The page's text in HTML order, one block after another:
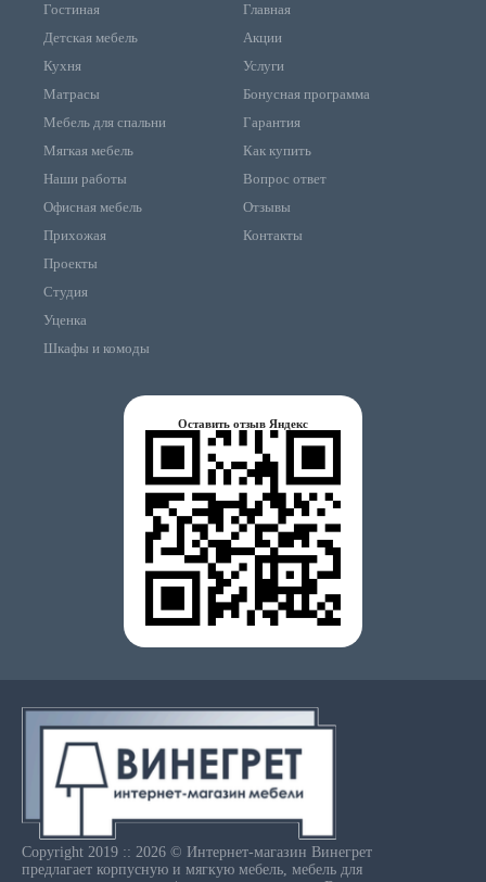
Гостиная
Детская мебель
Кухня
Матрасы
Мебель для спальни
Мягкая мебель
Наши работы
Офисная мебель
Прихожая
Проекты
Студия
Уценка
Шкафы и комоды
Главная
Акции
Услуги
Бонусная программа
Гарантия
Как купить
Вопрос ответ
Отзывы
Контакты
Оставить отзыв Яндекс
Copyright 2019 :: 2026 © Интернет-магазин Винегрет
предлагает корпусную и мягкую мебель, мебель для